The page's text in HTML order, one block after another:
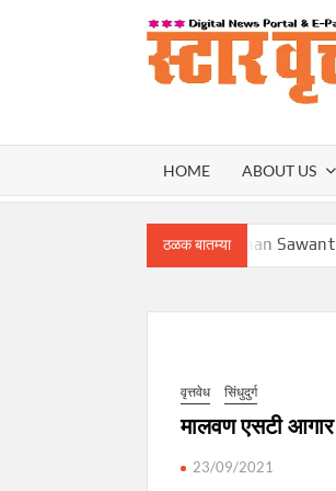
HOME ABOUT US
ठळक बातम्या
Mohan Sawant
वृत्तवेध सिंधुदुर्ग
मालवण एसटी
23/09/2021